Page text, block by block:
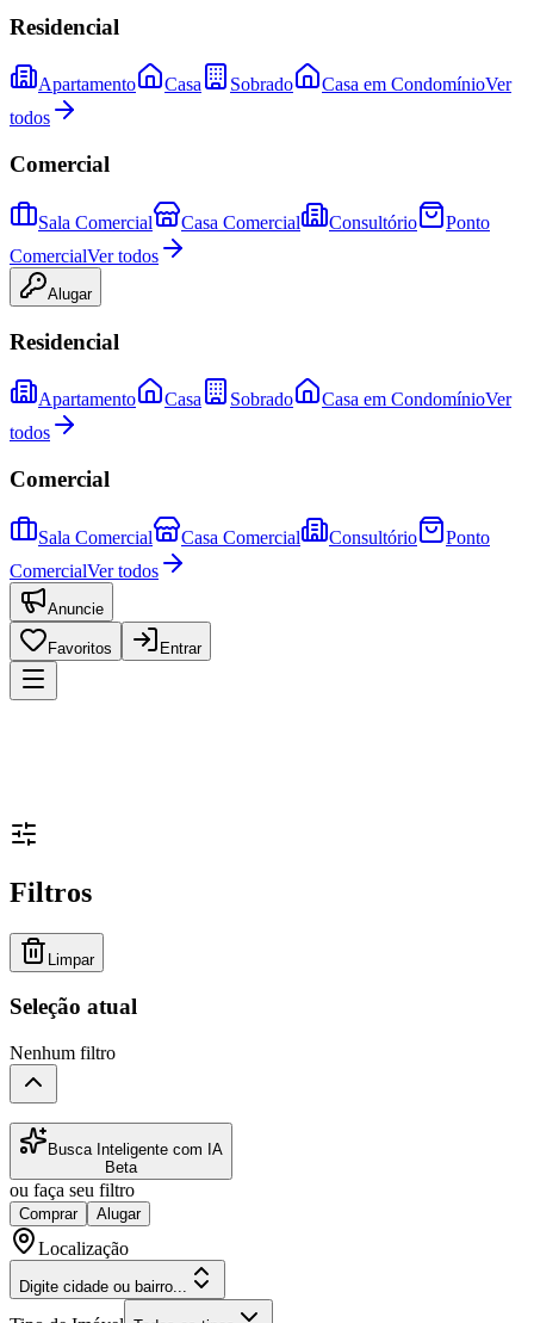
Residencial
Apartamento Casa Sobrado Casa em CondomínioVer
todos
Comercial
Sala Comercial Casa Comercial Consultório
Ponto
ComercialVer todos
Alugar
Residencial
Apartamento Casa Sobrado Casa em CondomínioVer
todos
Comercial
Sala Comercial Casa Comercial Consultório
Ponto
ComercialVer todos
Anuncie
Favoritos Entrar
Filtros
Limpar
Seleção atual
Nenhum filtro
Busca Inteligente com IA
Beta
ou faça seu filtro
Comprar Alugar
Localização
Digite cidade ou bairro...